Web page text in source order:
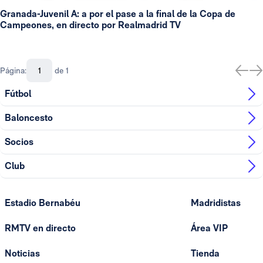
Granada-Juvenil A: a por el pase a la final de la Copa de
Campeones, en directo por Realmadrid TV
Página: de 1
Fútbol
Baloncesto
Socios
Club
Estadio Bernabéu
RMTV en directo
Noticias
Madridistas
Área VIP
Tienda